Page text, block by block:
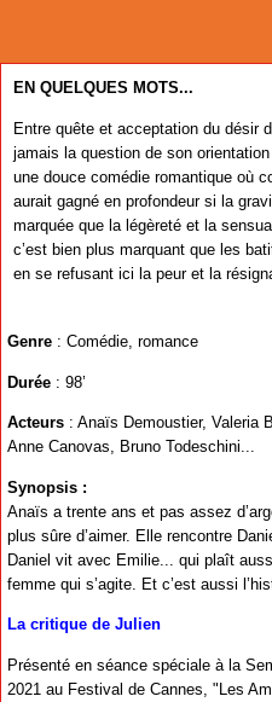
EN QUELQUES MOTS...
Entre quête et acceptation du désir
jamais la question de son
une douce comédie romantique où
aurait gagné en profondeur si la
marquée que la légèreté et la
c’est bien plus marquant que les
en se refusant ici la peur et la
Genre : Comédie, romance
Durée : 98’
Acteurs : Anaïs Demoustier, Valeria
Anne Canovas, Bruno Todeschini...
Synopsis :
Anaïs a trente ans et pas assez
plus sûre d’aimer. Elle rencontre
Daniel vit avec Emilie... qui plaît
femme qui s’agite. Et c’est aussi
La critique de Julien
Présenté en séance spéciale à la
2021 au Festival de Cannes, "Les